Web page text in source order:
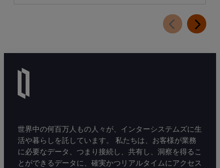
世界中の何百万人もの人々が、インターシステムズに生
活や暮らしを託しています。 私たちは、お客様が業務
に必要なデータ、つまり接続し、共有し、洞察を得るこ
とができるデータに、確実かつリアルタイムにアクセス